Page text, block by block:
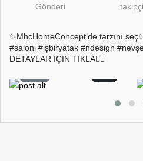
Gönderi takipçi
✨MhcHomeConcept’de tarzını
#saloni #işbiryatak #ndesign
DETAYLAR İÇİN TIKLA👇🏻